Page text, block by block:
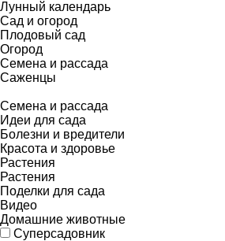
Лунный календарь
Сад и огород
Плодовый сад
Огород
Семена и рассада
Саженцы
Семена и рассада
Идеи для сада
Болезни и вредители
Красота и здоровье
Растения
Растения
Поделки для сада
Видео
Домашние животные
Суперсадовник